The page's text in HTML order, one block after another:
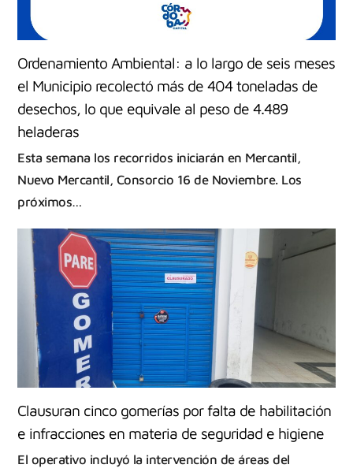
Ordenamiento Ambiental: a lo largo de seis meses
el Municipio recolectó más de 404 toneladas de
desechos, lo que equivale al peso de 4.489
heladeras
Esta semana los recorridos iniciarán en Mercantil,
Nuevo Mercantil, Consorcio 16 de Noviembre. Los
próximos…
Clausuran cinco gomerías por falta de habilitación
e infracciones en materia de seguridad e higiene
El operativo incluyó la intervención de áreas del